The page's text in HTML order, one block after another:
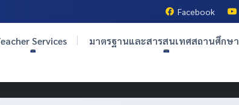
Facebook
Services มาตรฐานและสารสนเทศสถานศึกษา